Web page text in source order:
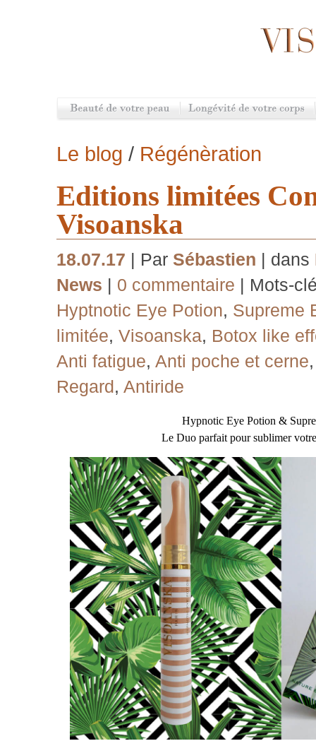
Le blog / Régénèration
Editions limitées
Visoanska
18.07.17 | Par Sébastien | dans
News | 0 commentaire | Mots-
Hyptnotic Eye Potion, Supreme
limitée, Visoanska, Botox like
Anti fatigue, Anti poche et cerne
Regard, Antiride
Hypnotic Eye Potion &
Le Duo parfait pour sublimer